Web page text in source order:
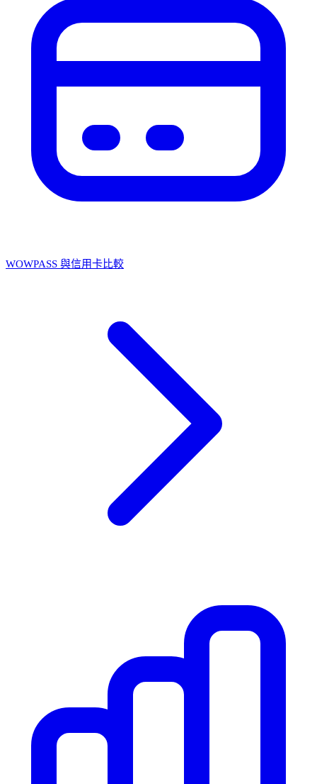
WOWPASS 與信用卡比較